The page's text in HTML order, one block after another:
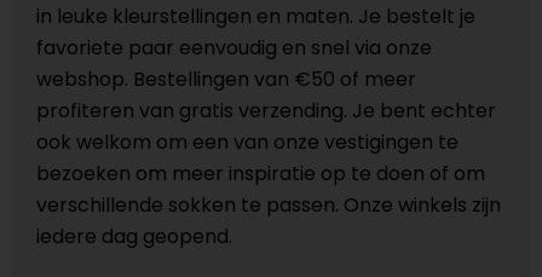
in leuke kleurstellingen en maten. Je bestelt je
favoriete paar eenvoudig en snel via onze
webshop. Bestellingen van €50 of meer
profiteren van gratis verzending. Je bent echter
ook welkom om een van onze vestigingen te
bezoeken om meer inspiratie op te doen of om
verschillende sokken te passen. Onze winkels zijn
iedere dag geopend.